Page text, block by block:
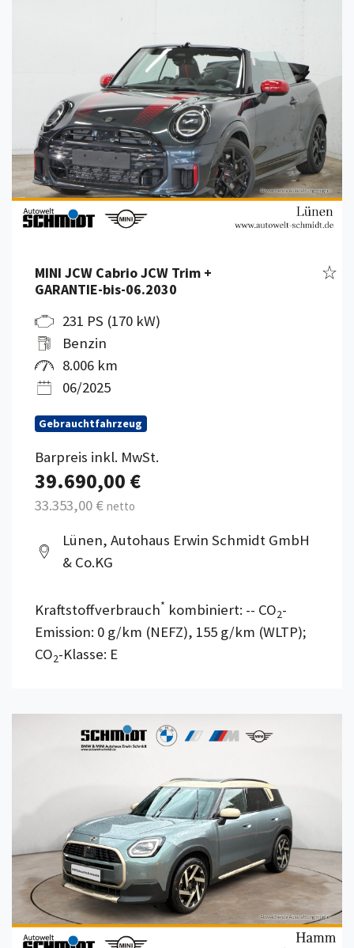
MINI JCW Cabrio JCW Trim +
GARANTIE-bis-06.2030
231 PS (170 kW)
Benzin
8.006 km
06/2025
Gebrauchtfahrzeug
Barpreis inkl. MwSt.
39.690,00 €
33.353,00 € netto
Lünen, Autohaus Erwin Schmidt GmbH
& Co.KG
Kraftstoffverbrauch* kombiniert: -- CO2-
Emission: 0 g/km (NEFZ), 155 g/km (WLTP);
CO2-Klasse: E